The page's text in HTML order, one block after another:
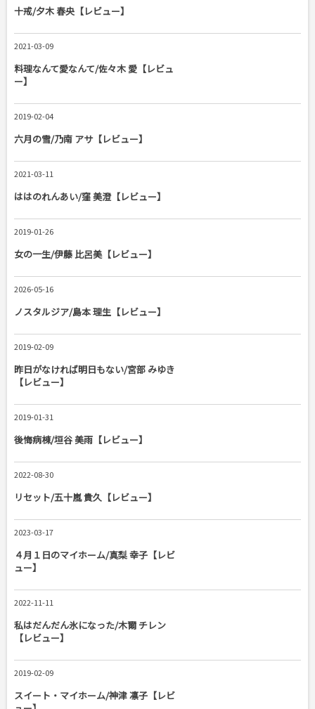
十戒/夕木 春央【レビュー】
2021-03-09
料理なんて愛なんて/佐々木 愛【レビュ
ー】
2019-02-04
六月の雪/乃南 アサ【レビュー】
2021-03-11
ははのれんあい/窪 美澄【レビュー】
2019-01-26
女の一生/伊藤 比呂美【レビュー】
2026-05-16
ノスタルジア/島本 理生【レビュー】
2019-02-09
昨日がなければ明日もない/宮部 みゆき
【レビュー】
2019-01-31
後悔病棟/垣谷 美雨【レビュー】
2022-08-30
リセット/五十嵐 貴久【レビュー】
2023-03-17
４月１日のマイホーム/真梨 幸子【レビ
ュー】
2022-11-11
私はだんだん氷になった/木爾 チレン
【レビュー】
2019-02-09
スイート・マイホーム/神津 凛子【レビ